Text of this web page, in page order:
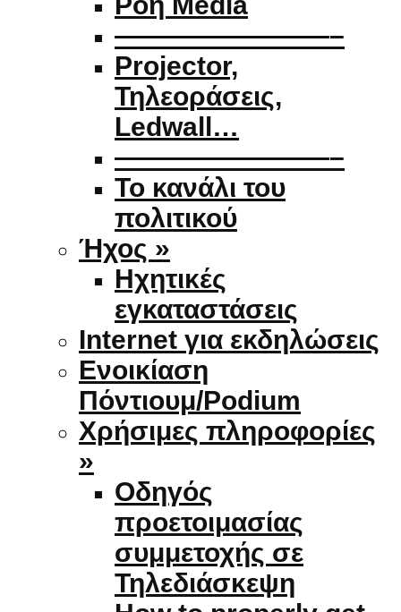
————————–
Projector,
Τηλεοράσεις,
Ledwall…
————————–
Το κανάλι του
πολιτικού
Ήχος »
Ηχητικές
εγκαταστάσεις
Internet για εκδηλώσεις
Ενοικίαση
Πόντιουμ/Podium
Χρήσιμες πληροφορίες
»
Οδηγός
προετοιμασίας
συμμετοχής σε
Τηλεδιάσκεψη